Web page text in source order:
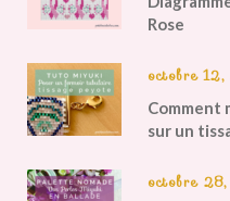
Rose
octobre
Comment
sur un
octobre